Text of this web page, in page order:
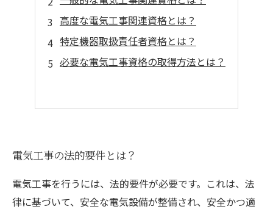
高度な電気工事関連資格とは？
特定機器取扱責任者資格とは？
必要な電気工事資格の取得方法とは？
電気工事の法的要件とは？
電気工事を行うには、法的要件が必要です。これは、法
律に基づいて、安全な電気設備が整備され、安全かつ適